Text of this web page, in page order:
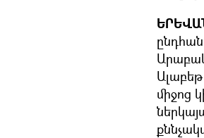
միջոց